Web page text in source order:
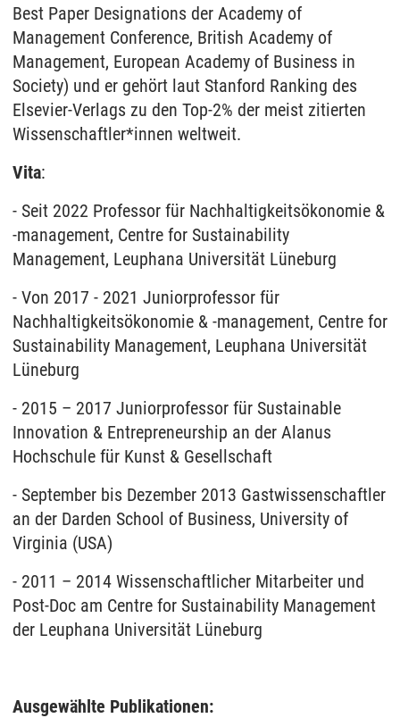
Best Paper Designations der Academy of
Management Conference, British Academy of
Management, European Academy of Business in
Society) und er gehört laut Stanford Ranking des
Elsevier-Verlags zu den Top-2% der meist zitierten
Wissenschaftler*innen weltweit.
Vita:
- Seit 2022 Professor für Nachhaltigkeitsökonomie &
-management, Centre for Sustainability
Management, Leuphana Universität Lüneburg
- Von 2017 - 2021 Juniorprofessor für
Nachhaltigkeitsökonomie & -management, Centre for
Sustainability Management, Leuphana Universität
Lüneburg
- 2015 – 2017 Juniorprofessor für Sustainable
Innovation & Entrepreneurship an der Alanus
Hochschule für Kunst & Gesellschaft
- September bis Dezember 2013 Gastwissenschaftler
an der Darden School of Business, University of
Virginia (USA)
- 2011 – 2014 Wissenschaftlicher Mitarbeiter und
Post-Doc am Centre for Sustainability Management
der Leuphana Universität Lüneburg
Ausgewählte Publikationen: